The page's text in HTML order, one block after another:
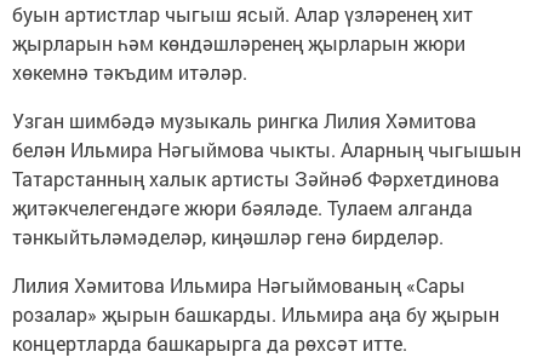
буын артистлар чыгыш ясый. Алар үзләренең хит
җырларын һәм көндәшләренең җырларын жюри
хөкемнә тәкъдим итәләр.
Узган шимбәдә музыкаль рингка Лилия Хәмитова
белән Ильмира Нәгыймова чыкты. Аларның чыгышын
Татарстанның халык артисты Зәйнәб Фәрхетдинова
җитәкчелегендәге жюри бәяләде. Тулаем алганда
тәнкыйтьләмәделәр, киңәшләр генә бирделәр.
Лилия Хәмитова Ильмира Нәгыймованың «Сары
розалар» җырын башкарды. Ильмира аңа бу җырын
концертларда башкарырга да рөхсәт итте.